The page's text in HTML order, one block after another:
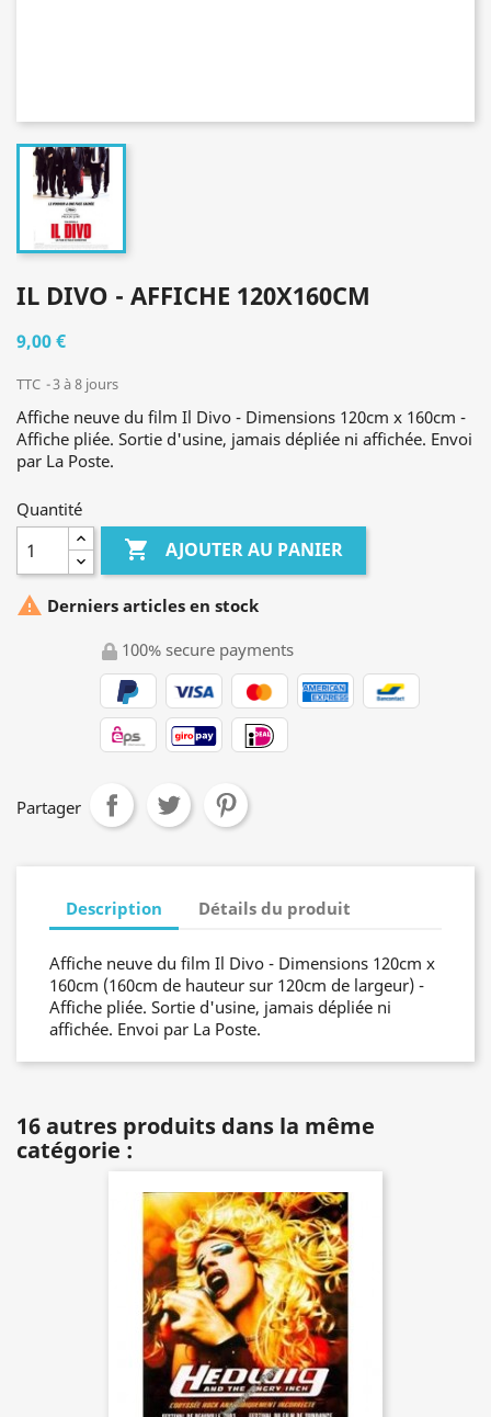
IL DIVO - AFFICHE 120X160CM
9,00 €
TTC 3 à 8 jours
Affiche neuve du film Il Divo - Dimensions 120cm x 160cm -
Affiche pliée. Sortie d'usine, jamais dépliée ni affichée. Envoi
par La Poste.
Quantité
 AJOUTER AU PANIER
 Derniers articles en stock
100% secure payments
Partager
Description Détails du produit
Affiche neuve du film Il Divo - Dimensions 120cm x
160cm (160cm de hauteur sur 120cm de largeur) -
Affiche pliée. Sortie d'usine, jamais dépliée ni
affichée. Envoi par La Poste.
16 autres produits dans la même
catégorie :